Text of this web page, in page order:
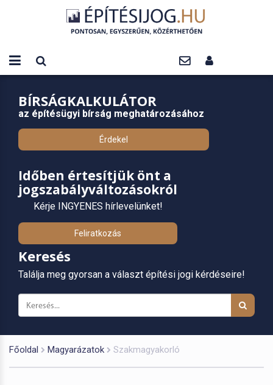
BÍRSÁGKALKULÁTOR
az építésügyi bírság meghatározásához
Érdekel
Időben értesítjük önt a
jogszabályváltozásokról
Kérje INGYENES hírlevelünket!
Feliratkozás
Keresés
Találja meg gyorsan a választ építési jogi kérdéseire!
Főoldal Magyarázatok Szakmagyakorló